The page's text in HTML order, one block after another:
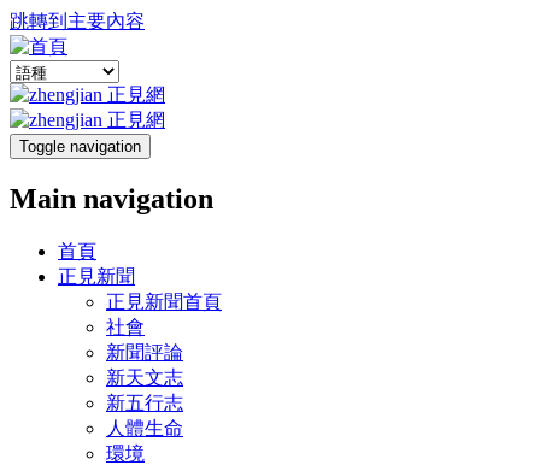
跳轉到主要內容
Toggle navigation
Main navigation
首頁
正見新聞
正見新聞首頁
社會
新聞評論
新天文志
新五行志
人體生命
環境